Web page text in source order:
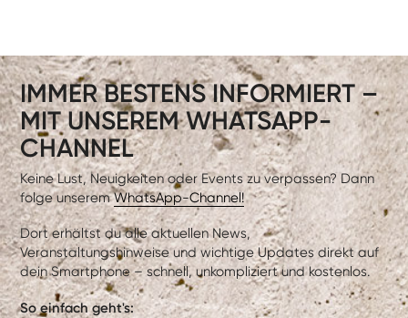
IMMER BESTENS INFORMIERT –
MIT UNSEREM WHATSAPP-
CHANNEL
Keine Lust, Neuigkeiten oder Events zu verpassen? Dann
folge unseremWhatsApp-Channel!
Dort erhältst du alle aktuellen News,
Veranstaltungshinweise und wichtige Updates direkt auf
dein Smartphone – schnell, unkompliziert und kostenlos.
So einfach geht's: